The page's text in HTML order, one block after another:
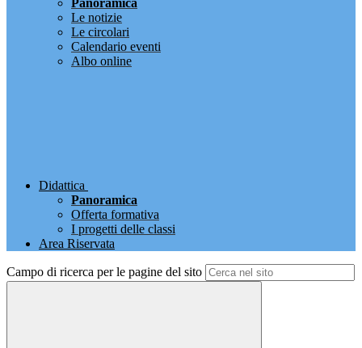
Panoramica
Le notizie
Le circolari
Calendario eventi
Albo online
Didattica
Panoramica
Offerta formativa
I progetti delle classi
Area Riservata
Campo di ricerca per le pagine del sito